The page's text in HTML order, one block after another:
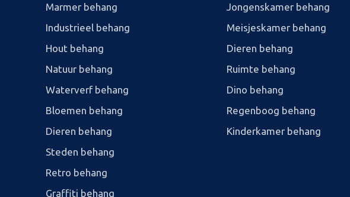
Marmer behang
Industrieel behang
Hout behang
Natuur behang
Waterverf behang
Bloemen behang
Dieren behang
Steden behang
Retro behang
Graffiti behang
Jongenskamer behang
Meisjeskamer behang
Dieren behang
Ruimte behang
Dino behang
Regenboog behang
Kinderkamer behang